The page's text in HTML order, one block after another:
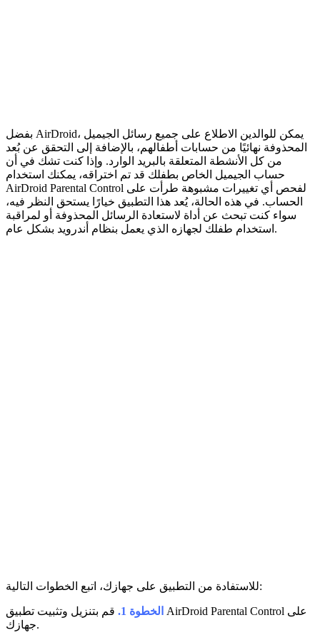
بفضل AirDroid، يمكن للوالدين الاطلاع على جميع رسائل الجيميل
المحذوفة نهائيًا من حسابات أطفالهم، بالإضافة إلى التحقق عن بُعد
من كل الأنشطة المتعلقة بالبريد الوارد. وإذا كنت تشك في أن
حساب الجيميل الخاص بطفلك قد تم اختراقه، يمكنك استخدام
AirDroid Parental Control لفحص أي تغييرات مشبوهة طرأت على
الحساب. في هذه الحالة، يُعد هذا التطبيق خيارًا يستحق النظر فيه،
سواء كنت تبحث عن أداة لاستعادة الرسائل المحذوفة أو لمراقبة
استخدام طفلك لجهازه الذي يعمل بنظام أندرويد بشكل عام.
للاستفادة من التطبيق على جهازك، اتبع الخطوات التالية:
الخطوة 1.
قم بتنزيل وتثبيت تطبيق AirDroid Parental Control على
جهازك.